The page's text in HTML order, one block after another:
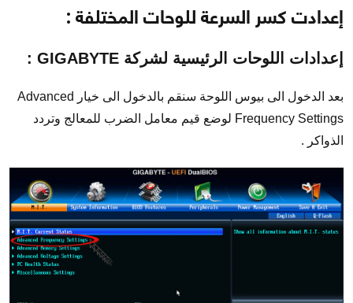
إعدادت كسر السرعة للوحات المختلفة :
إعدادات اللوحات الرئيسية لشركة GIGABYTE :
بعد الدخول الى بيوس اللوحة سنقم بالدخول الى خيار Advanced
Frequency Settings لوضع قيم معامل الضرب للمعالج وتردد
الذواكر .